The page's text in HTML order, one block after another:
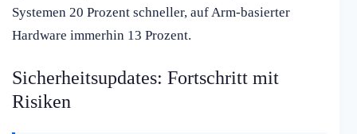
Systemen 20 Prozent schneller, auf Arm-basierter
Hardware immerhin 13 Prozent.
Sicherheitsupdates: Fortschritt mit
Risiken